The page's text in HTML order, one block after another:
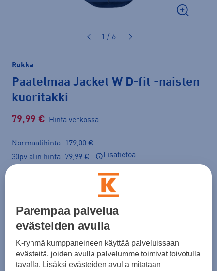
1 / 6
Rukka
Paatelmaa Jacket W D-fit -naisten
kuoritakki
79,99 € Hinta verkossa
Normaalihinta: 179,00 €
30pv alin hinta: 79,99 €
Lisätietoa
Koko
42 44 46 48 50 52
Kokotaulukko
Parempaa palvelua
evästeiden avulla
K-ryhmä kumppaneineen käyttää palveluissaan
evästeitä, joiden avulla palvelumme toimivat toivotulla
tavalla. Lisäksi evästeiden avulla mitataan